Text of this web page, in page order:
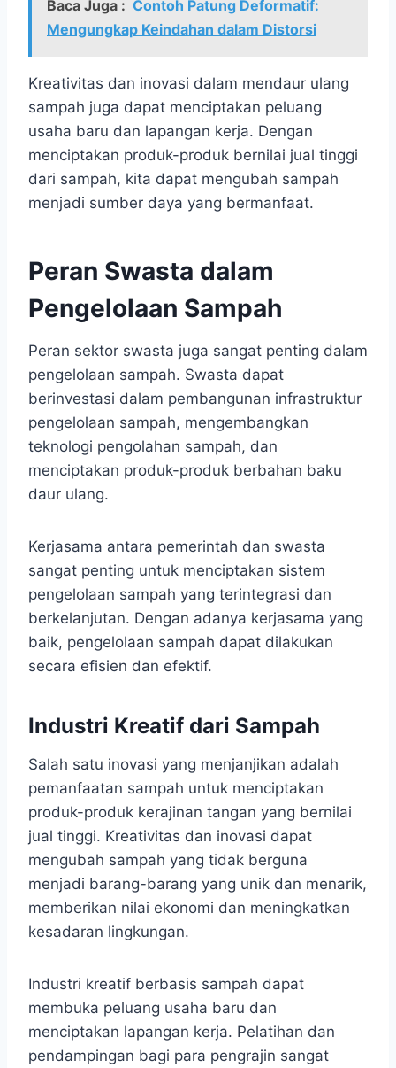
Baca Juga : Contoh Patung Deformatif:
Mengungkap Keindahan dalam Distorsi
Kreativitas dan inovasi dalam mendaur ulang
sampah juga dapat menciptakan peluang
usaha baru dan lapangan kerja. Dengan
menciptakan produk-produk bernilai jual tinggi
dari sampah, kita dapat mengubah sampah
menjadi sumber daya yang bermanfaat.
Peran Swasta dalam
Pengelolaan Sampah
Peran sektor swasta juga sangat penting dalam
pengelolaan sampah. Swasta dapat
berinvestasi dalam pembangunan infrastruktur
pengelolaan sampah, mengembangkan
teknologi pengolahan sampah, dan
menciptakan produk-produk berbahan baku
daur ulang.
Kerjasama antara pemerintah dan swasta
sangat penting untuk menciptakan sistem
pengelolaan sampah yang terintegrasi dan
berkelanjutan. Dengan adanya kerjasama yang
baik, pengelolaan sampah dapat dilakukan
secara efisien dan efektif.
Industri Kreatif dari Sampah
Salah satu inovasi yang menjanjikan adalah
pemanfaatan sampah untuk menciptakan
produk-produk kerajinan tangan yang bernilai
jual tinggi. Kreativitas dan inovasi dapat
mengubah sampah yang tidak berguna
menjadi barang-barang yang unik dan menarik,
memberikan nilai ekonomi dan meningkatkan
kesadaran lingkungan.
Industri kreatif berbasis sampah dapat
membuka peluang usaha baru dan
menciptakan lapangan kerja. Pelatihan dan
pendampingan bagi para pengrajin sangat